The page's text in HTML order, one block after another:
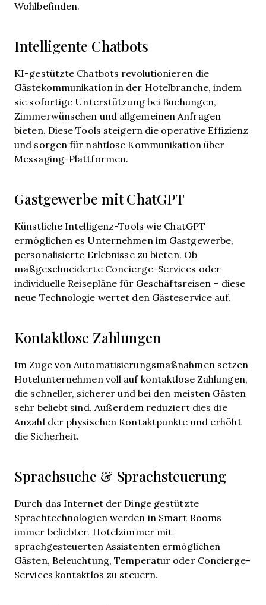
Wohlbefinden.
Intelligente Chatbots
KI-gestützte Chatbots revolutionieren die
Gästekommunikation in der Hotelbranche, indem
sie sofortige Unterstützung bei Buchungen,
Zimmerwünschen und allgemeinen Anfragen
bieten. Diese Tools steigern die operative Effizienz
und sorgen für nahtlose Kommunikation über
Messaging-Plattformen.
Gastgewerbe mit ChatGPT
Künstliche Intelligenz-Tools wie ChatGPT
ermöglichen es Unternehmen im Gastgewerbe,
personalisierte Erlebnisse zu bieten. Ob
maßgeschneiderte Concierge-Services oder
individuelle Reisepläne für Geschäftsreisen – diese
neue Technologie wertet den Gästeservice auf.
Kontaktlose Zahlungen
Im Zuge von Automatisierungsmaßnahmen setzen
Hotelunternehmen voll auf kontaktlose Zahlungen,
die schneller, sicherer und bei den meisten Gästen
sehr beliebt sind. Außerdem reduziert dies die
Anzahl der physischen Kontaktpunkte und erhöht
die Sicherheit.
Sprachsuche & Sprachsteuerung
Durch das Internet der Dinge gestützte
Sprachtechnologien werden in Smart Rooms
immer beliebter. Hotelzimmer mit
sprachgesteuerten Assistenten ermöglichen
Gästen, Beleuchtung, Temperatur oder Concierge-
Services kontaktlos zu steuern.